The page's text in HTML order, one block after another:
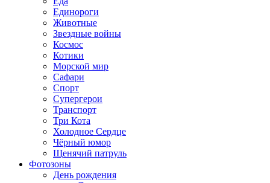
Единороги
Животные
Звездные войны
Космос
Котики
Морской мир
Сафари
Спорт
Супергерои
Транспорт
Три Кота
Холодное Сердце
Чёрный юмор
Щенячий патруль
Фотозоны
День рождения